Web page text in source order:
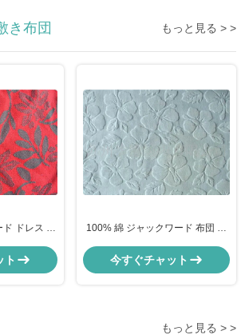
き布団 もっと見る > >
ドレス 布
ト
100% 綿 ジャックワード 布団 服
今すぐチャット
もっと見る > >